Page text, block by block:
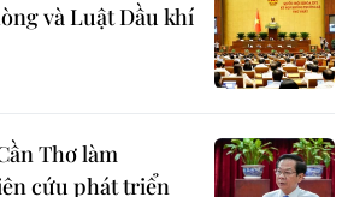
và Luật Dầu khí
Thơ làm
cứu phát triển